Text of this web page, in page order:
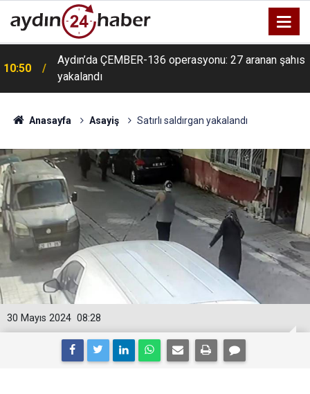
10:50
Aydın’da ÇEMBER-136 operasyonu: 27 aranan şahıs
yakalandı
Anasayfa Asayiş Satırlı saldırgan yakalandı
08:28
30 Mayıs 2024